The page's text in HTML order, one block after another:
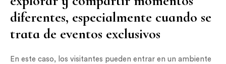
diferentes, especialmente cuando se
trata de eventos exclusivos
En este caso, los visitantes pueden entrar en un ambiente